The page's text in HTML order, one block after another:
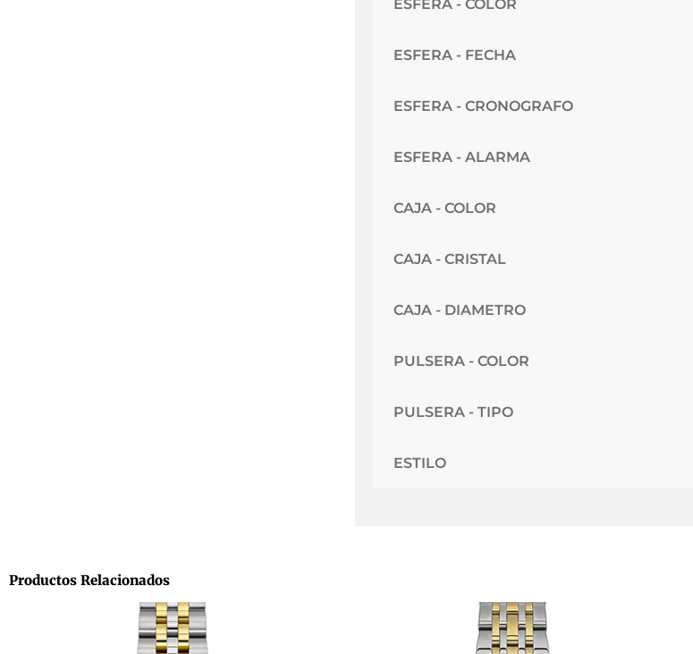
ESFERA - COLOR
ESFERA - FECHA
ESFERA - CRONOGRAFO
ESFERA - ALARMA
CAJA - COLOR
CAJA - CRISTAL
CAJA - DIAMETRO
PULSERA - COLOR
PULSERA - TIPO
ESTILO
Productos Relacionados